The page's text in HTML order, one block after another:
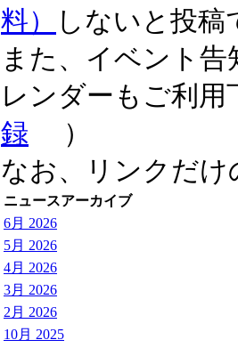
料）
しないと投
また、イベント
レンダーもご利
録 ）
なお、リンクだ
ニュースアーカイブ
6月 2026
5月 2026
4月 2026
3月 2026
2月 2026
10月 2025